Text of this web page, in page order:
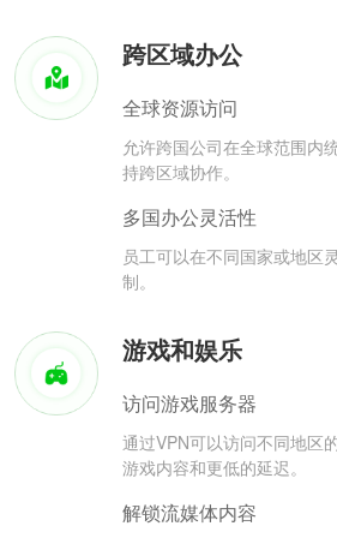
跨区域办公
全球资源访问
允许跨国公司在全球范围内
持跨区域协作。
多国办公灵活性
员工可以在不同国家或地区
制。
游戏和娱乐
访问游戏服务器
通过VPN可以访问不同地区
游戏内容和更低的延迟。
解锁流媒体内容